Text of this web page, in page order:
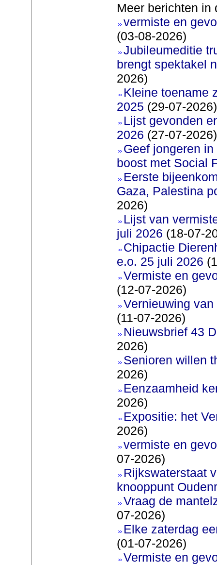
Meer berichten in
vermiste en
(03-08-2026)
Jubileumeditie
brengt spektakel
2026)
Kleine toename
2025 (29-07-2026)
Lijst gevonden
2026 (27-07-2026)
Geef jongeren
boost met Social
Eerste
Gaza, Palestina
2026)
Lijst van
juli 2026 (18-07-
Chipactie
e.o. 25 juli 2026
Vermiste en
(12-07-2026)
Vernieuwing
(11-07-2026)
Nieuwsbrief 43
2026)
Senioren willen
2026)
Eenzaamheid
2026)
Expositie: het
2026)
vermiste en
07-2026)
Rijkswaterstaat
knooppunt
Vraag de
07-2026)
Elke zaterdag
(01-07-2026)
Vermiste en